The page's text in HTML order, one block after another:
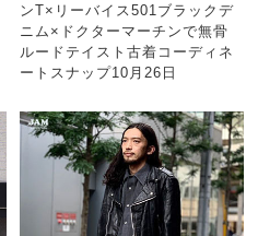
ンT×リーバイス501ブラックデ
ニム×ドクターマーチンで無骨
ルードテイスト古着コーディネ
ートスナップ10月26日